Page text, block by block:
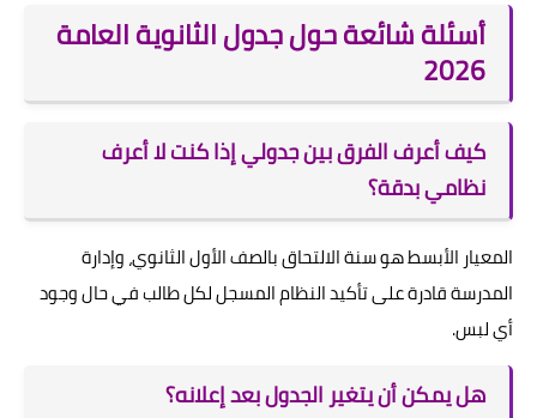
أسئلة شائعة حول جدول الثانوية العامة
2026
كيف أعرف الفرق بين جدولي إذا كنت لا أعرف
نظامي بدقة؟
المعيار الأبسط هو سنة الالتحاق بالصف الأول الثانوي، وإدارة
المدرسة قادرة على تأكيد النظام المسجل لكل طالب في حال وجود
أي لبس.
هل يمكن أن يتغير الجدول بعد إعلانه؟